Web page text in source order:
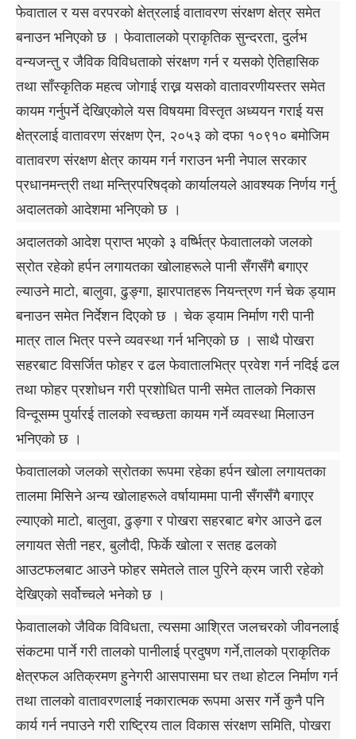
फेवाताल र यस वरपरको क्षेत्रलाई वातावरण संरक्षण क्षेत्र समेत
बनाउन भनिएको छ । फेवातालको प्राकृतिक सुन्दरता, दुर्लभ
वन्यजन्तु र जैविक विविधताको संरक्षण गर्न र यसको ऐतिहासिक
तथा साँस्कृतिक महत्व जोगाई राख्न यसको वातावरणीयस्तर समेत
कायम गर्नुपर्ने देखिएकोले यस विषयमा विस्तृत अध्ययन गराई यस
क्षेत्रलाई वातावरण संरक्षण ऐन, २०५३ को दफा १०९१० बमोजिम
वातावरण संरक्षण क्षेत्र कायम गर्न गराउन भनी नेपाल सरकार
प्रधानमन्त्री तथा मन्त्रिपरिषद्को कार्यालयले आवश्यक निर्णय गर्नु
अदालतको आदेशमा भनिएको छ ।
अदालतको आदेश प्राप्त भएको ३ वर्ष्भित्र फेवातालको जलको
स्रोत रहेको हर्पन लगायतका खोलाहरूले पानी सँगसँगै बगाएर
ल्याउने माटो, बालुवा, ढुङ्गा, झारपातहरू नियन्त्रण गर्न चेक ड्याम
बनाउन समेत निर्देशन दिएको छ । चेक ड्याम निर्माण गरी पानी
मात्र ताल भित्र पस्ने व्यवस्था गर्न भनिएको छ । साथै पोखरा
सहरबाट विसर्जित फोहर र ढल फेवातालभित्र प्रवेश गर्न नदिई ढल
तथा फोहर प्रशोधन गरी प्रशोधित पानी समेत तालको निकास
विन्दूसम्म पुर्यारई तालको स्वच्छता कायम गर्ने व्यवस्था मिलाउन
भनिएको छ ।
फेवातालको जलको स्रोतका रूपमा रहेका हर्पन खोला लगायतका
तालमा मिसिने अन्य खोलाहरूले वर्षायाममा पानी सँगसँगै बगाएर
ल्याएको माटो, बालुवा, ढुङ्गा र पोखरा सहरबाट बगेर आउने ढल
लगायत सेती नहर, बुलौदी, फिर्के खोला र सतह ढलको
आउटफलबाट आउने फोहर समेतले ताल पुरिने क्रम जारी रहेको
देखिएको सर्वोच्चले भनेको छ ।
फेवातालको जैविक विविधता, त्यसमा आश्रित जलचरको जीवनलाई
संकटमा पार्ने गरी तालको पानीलाई प्रदुषण गर्ने,तालको प्राकृतिक
क्षेत्रफल अतिक्रमण हुनेगरी आसपासमा घर तथा होटल निर्माण गर्न
तथा तालको वातावरणलाई नकारात्मक रूपमा असर गर्ने कुनै पनि
कार्य गर्न नपाउने गरी राष्ट्रिय ताल विकास संरक्षण समिति, पोखरा